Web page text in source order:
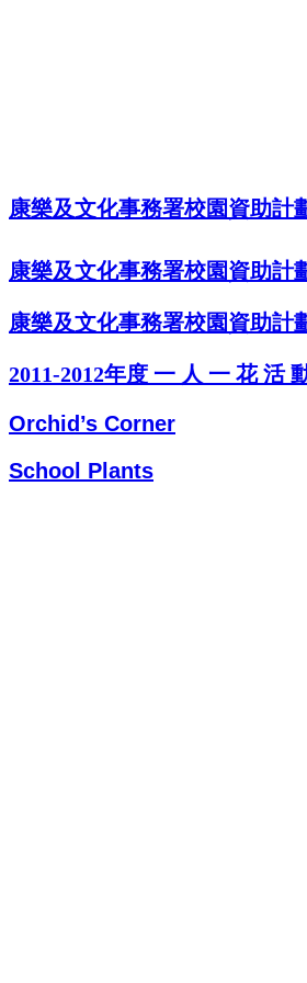
康樂及文化事務署校園資助計
康樂及文化事務署校園資助計
康樂及文化事務署校園資助計
2011-2012年度 一 人 一 花 活
Orchid’s Corner
School Plants